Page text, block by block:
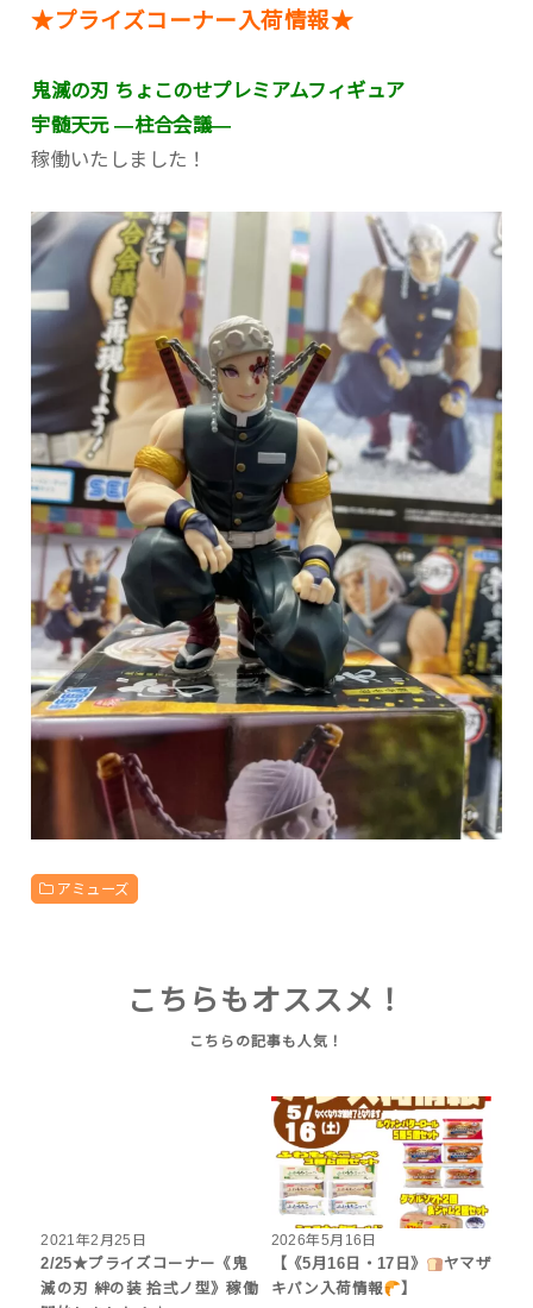
★プライズコーナー入荷情報★
鬼滅の刃 ちょこのせプレミアムフィギュア
宇髄天元 ―柱合会議―
稼働いたしました！
アミューズ
こちらもオススメ！
2021年2月25日
2/25★プライズコーナー《鬼
滅の刃 絆の装 拾弍ノ型》稼働
2026年5月16日
【《5月16日・17日》
ヤマザ
キパン入荷情報
】